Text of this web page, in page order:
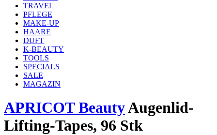
TRAVEL
PFLEGE
MAKE-UP
HAARE
DUFT
K-BEAUTY
TOOLS
SPECIALS
SALE
MAGAZIN
APRICOT BeautyAugenlid-
Lifting-Tapes, 96 Stk